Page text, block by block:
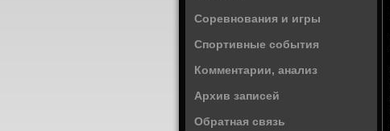
Соревнования и игры
Спортивные события
Комментарии, анализ
Архив записей
Обратная связь